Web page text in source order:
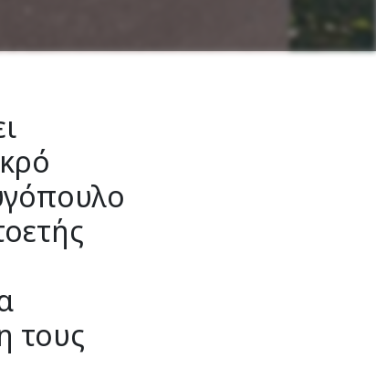
τους